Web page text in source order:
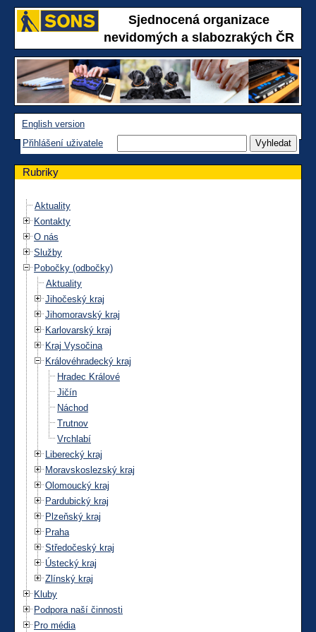
Sjednocená organizace
nevidomých a slabozrakých ČR
English version
Přihlášení uživatele
Rubriky
Aktuality
Kontakty
O nás
Služby
Pobočky (odbočky)
Aktuality
Jihočeský kraj
Jihomoravský kraj
Karlovarský kraj
Kraj Vysočina
Královéhradecký kraj
Hradec Králové
Jičín
Náchod
Trutnov
Vrchlabí
Liberecký kraj
Moravskoslezský kraj
Olomoucký kraj
Pardubický kraj
Plzeňský kraj
Praha
Středočeský kraj
Ústecký kraj
Zlínský kraj
Kluby
Podpora naší činnosti
Pro média